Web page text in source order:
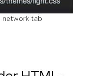
network tab